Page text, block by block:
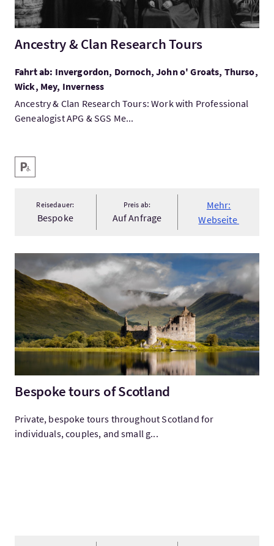
Ancestry & Clan Research Tours
Fahrt ab: Invergordon, Dornoch, John o' Groats, Thurso,
Wick, Mey, Inverness
Ancestry & Clan Research Tours: Work with Professional
Genealogist APG & SGS Me...
Ausstattung
Behindertenparkplatz
Reisedauer:
Bespoke
Preis ab:
Auf Anfrage
Mehr:
Webseite
Mehr:Bespoke tours of Scotland
Bespoke tours of Scotland
Private, bespoke tours throughout Scotland for
individuals, couples, and small g...